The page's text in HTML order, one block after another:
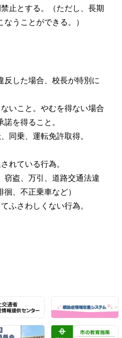
止とする。（ただし、長期
うことができる。）
反した場合、校長が特別に
いこと。やむを得ない場合
を得ること。
同乗、運転免許取得。
れている行為。
窃盗、万引、道路交通法違
、不正乗車など）
ふさわしくない行為。